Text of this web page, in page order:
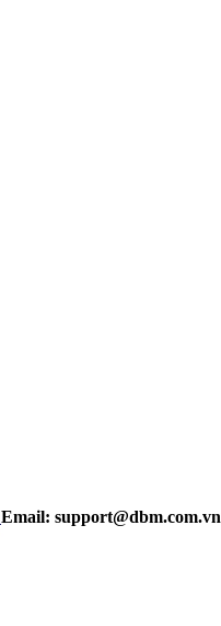
Email: support@dbm.com.vn